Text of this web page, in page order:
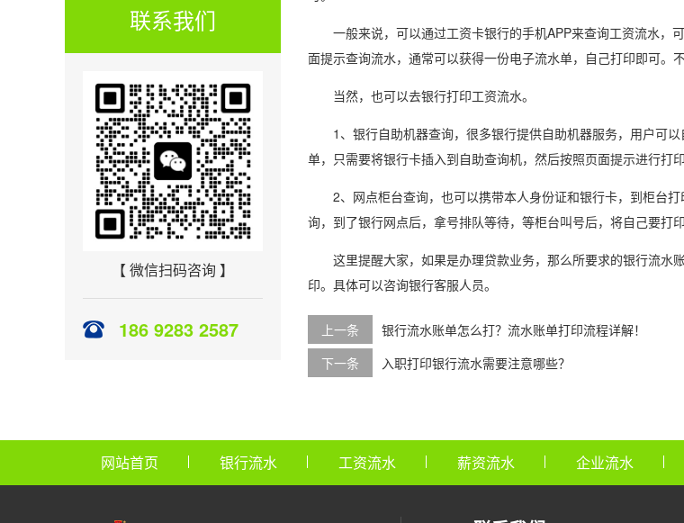
联系我们
【 微信扫码咨询 】
186 9283 2587
一般来说，可以通过工资卡银行的手机APP来查询工资流水，
面提示查询流水，通常可以获得一份电子流水单，自己打印即可。
当然，也可以去银行打印工资流水。
1、银行自助机器查询，很多银行提供自助机器服务，用户可以
单，只需要将银行卡插入到自助查询机，然后按照页面提示进行打印
2、网点柜台查询，也可以携带本人身份证和银行卡，到柜台打
询，到了银行网点后，拿号排队等待，等柜台叫号后，将自己要打
这里提醒大家，如果是办理贷款业务，那么所要求的银行流水
印。具体可以咨询银行客服人员。
上一条
银行流水账单怎么打？流水账单打印流程详解！
下一条
入职打印银行流水需要注意哪些？
网站首页 银行流水 工资流水 薪资流水 企业流水